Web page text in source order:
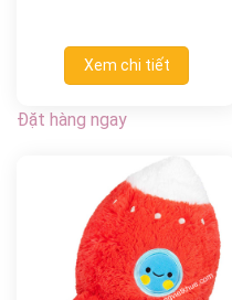
Xem chi tiết
Đặt hàng ngay